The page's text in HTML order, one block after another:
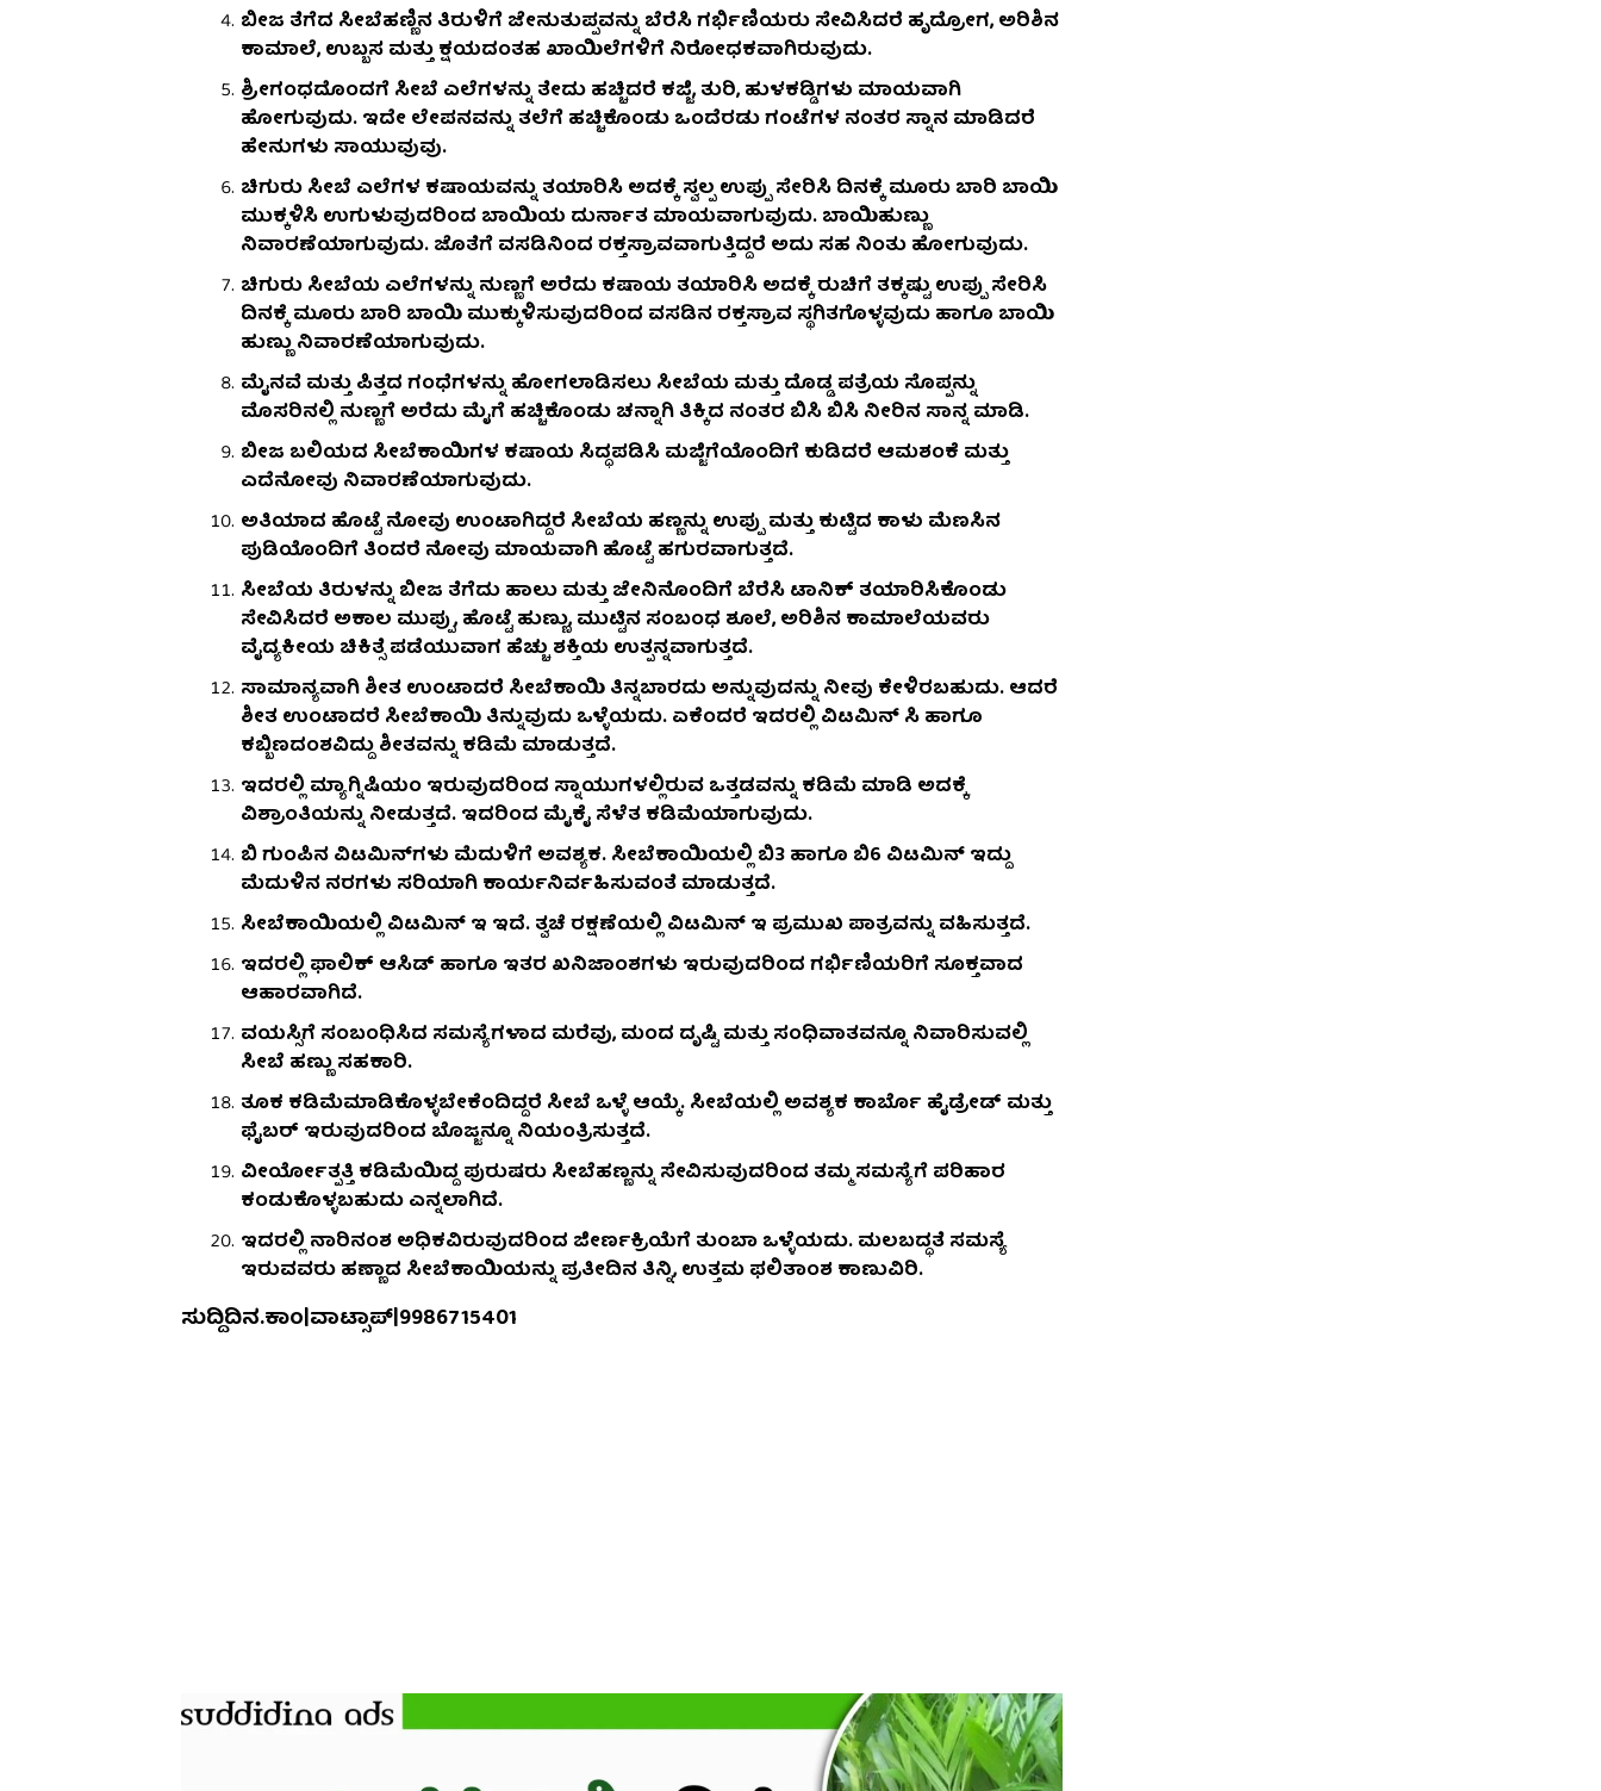
ಬೀಜ ತೆಗೆದ ಸೀಬೆಹಣ್ಣಿನ ತಿರುಳಿಗೆ ಜೇನುತುಪ್ಪವನ್ನು ಬೆರೆಸಿ ಗರ್ಭಿಣಿಯರು ಸೇವಿಸಿದರೆ ಹೃದ್ರೋಗ, ಅರಿಶಿನ
ಕಾಮಾಲೆ, ಉಬ್ಬಸ ಮತ್ತು ಕ್ಷಯದಂತಹ ಖಾಯಿಲೆಗಳಿಗೆ ನಿರೋಧಕವಾಗಿರುವುದು.
ಶ್ರೀಗಂಧದೊಂದಗೆ ಸೀಬೆ ಎಲೆಗಳನ್ನು ತೇದು ಹಚ್ಚಿದರೆ ಕಜ್ಜಿ, ತುರಿ, ಹುಳಕಡ್ಡಿಗಳು ಮಾಯವಾಗಿ
ಹೋಗುವುದು. ಇದೇ ಲೇಪನವನ್ನು ತಲೆಗೆ ಹಚ್ಚಿಕೊಂಡು ಒಂದೆರಡು ಗಂಟೆಗಳ ನಂತರ ಸ್ನಾನ ಮಾಡಿದರೆ
ಹೇನುಗಳು ಸಾಯುವುವು.
ಚಿಗುರು ಸೀಬೆ ಎಲೆಗಳ ಕಷಾಯವನ್ನು ತಯಾರಿಸಿ ಅದಕ್ಕೆ ಸ್ವಲ್ಪ ಉಪ್ಪು ಸೇರಿಸಿ ದಿನಕ್ಕೆ ಮೂರು ಬಾರಿ ಬಾಯಿ
ಮುಕ್ಕಳಿಸಿ ಉಗುಳುವುದರಿಂದ ಬಾಯಿಯ ದುರ್ನಾತ ಮಾಯವಾಗುವುದು. ಬಾಯಿಹುಣ್ಣು
ನಿವಾರಣೆಯಾಗುವುದು. ಜೊತೆಗೆ ವಸಡಿನಿಂದ ರಕ್ತಸ್ರಾವವಾಗುತ್ತಿದ್ದರೆ ಅದು ಸಹ ನಿಂತು ಹೋಗುವುದು.
ಚಿಗುರು ಸೀಬೆಯ ಎಲೆಗಳನ್ನು ನುಣ್ಣಗೆ ಅರೆದು ಕಷಾಯ ತಯಾರಿಸಿ ಅದಕ್ಕೆ ರುಚಿಗೆ ತಕ್ಕಷ್ಟು ಉಪ್ಪು ಸೇರಿಸಿ
ದಿನಕ್ಕೆ ಮೂರು ಬಾರಿ ಬಾಯಿ ಮುಕ್ಕುಳಿಸುವುದರಿಂದ ವಸಡಿನ ರಕ್ತಸ್ರಾವ ಸ್ಥಗಿತಗೊಳ್ಳವುದು ಹಾಗೂ ಬಾಯಿ
ಹುಣ್ಣು ನಿವಾರಣೆಯಾಗುವುದು.
ಮೈನವೆ ಮತ್ತು ಪಿತ್ತದ ಗಂಧೆಗಳನ್ನು ಹೋಗಲಾಡಿಸಲು ಸೀಬೆಯ ಮತ್ತು ದೊಡ್ಡ ಪತ್ರೆಯ ಸೊಪ್ಪನ್ನು
ಮೊಸರಿನಲ್ಲಿ ನುಣ್ಣಗೆ ಅರೆದು ಮೈಗೆ ಹಚ್ಚಿಕೊಂಡು ಚನ್ನಾಗಿ ತಿಕ್ಕಿದ ನಂತರ ಬಿಸಿ ಬಿಸಿ ನೀರಿನ ಸಾನ್ನ ಮಾಡಿ.
ಬೀಜ ಬಲಿಯದ ಸೀಬೆಕಾಯಿಗಳ ಕಷಾಯ ಸಿದ್ಧಪಡಿಸಿ ಮಜ್ಜಿಗೆಯೊಂದಿಗೆ ಕುಡಿದರೆ ಆಮಶಂಕೆ ಮತ್ತು
ಎದೆನೋವು ನಿವಾರಣೆಯಾಗುವುದು.
ಅತಿಯಾದ ಹೊಟ್ಟೆ ನೋವು ಉಂಟಾಗಿದ್ದರೆ ಸೀಬೆಯ ಹಣ್ಣನ್ನು ಉಪ್ಪು ಮತ್ತು ಕುಟ್ಟಿದ ಕಾಳು ಮೆಣಸಿನ
ಪುಡಿಯೊಂದಿಗೆ ತಿಂದರೆ ನೋವು ಮಾಯವಾಗಿ ಹೊಟ್ಟೆ ಹಗುರವಾಗುತ್ತದೆ.
ಸೀಬೆಯ ತಿರುಳನ್ನು ಬೀಜ ತೆಗೆದು ಹಾಲು ಮತ್ತು ಜೇನಿನೊಂದಿಗೆ ಬೆರೆಸಿ ಟಾನಿಕ್ ತಯಾರಿಸಿಕೊಂಡು
ಸೇವಿಸಿದರೆ ಅಕಾಲ ಮುಪ್ಪು, ಹೊಟ್ಟೆ ಹುಣ್ಣು, ಮುಟ್ಟಿನ ಸಂಬಂಧ ಶೂಲೆ, ಅರಿಶಿನ ಕಾಮಾಲೆಯವರು
ವೈದ್ಯಕೀಯ ಚಿಕಿತ್ಸೆ ಪಡೆಯುವಾಗ ಹೆಚ್ಚು ಶಕ್ತಿಯ ಉತ್ಪನ್ನವಾಗುತ್ತದೆ.
ಸಾಮಾನ್ಯವಾಗಿ ಶೀತ ಉಂಟಾದರೆ ಸೀಬೆಕಾಯಿ ತಿನ್ನಬಾರದು ಅನ್ನುವುದನ್ನು ನೀವು ಕೇಳಿರಬಹುದು. ಆದರೆ
ಶೀತ ಉಂಟಾದರೆ ಸೀಬೆಕಾಯಿ ತಿನ್ನುವುದು ಒಳ್ಳೆಯದು. ಏಕೆಂದರೆ ಇದರಲ್ಲಿ ವಿಟಮಿನ್ ಸಿ ಹಾಗೂ
ಕಬ್ಬಿಣದಂಶವಿದ್ದು ಶೀತವನ್ನು ಕಡಿಮೆ ಮಾಡುತ್ತದೆ.
ಇದರಲ್ಲಿ ಮ್ಯಾಗ್ನಿಷಿಯಂ ಇರುವುದರಿಂದ ಸ್ನಾಯುಗಳಲ್ಲಿರುವ ಒತ್ತಡವನ್ನು ಕಡಿಮೆ ಮಾಡಿ ಅದಕ್ಕೆ
ವಿಶ್ರಾಂತಿಯನ್ನು ನೀಡುತ್ತದೆ. ಇದರಿಂದ ಮೈಕೈ ಸೆಳೆತ ಕಡಿಮೆಯಾಗುವುದು.
ಬಿ ಗುಂಪಿನ ವಿಟಮಿನ್‌ಗಳು ಮೆದುಳಿಗೆ ಅವಶ್ಯಕ. ಸೀಬೆಕಾಯಿಯಲ್ಲಿ ಬಿ3 ಹಾಗೂ ಬಿ6 ವಿಟಮಿನ್ ಇದ್ದು
ಮೆದುಳಿನ ನರಗಳು ಸರಿಯಾಗಿ ಕಾರ್ಯನಿರ್ವಹಿಸುವಂತೆ ಮಾಡುತ್ತದೆ.
ಸೀಬೆಕಾಯಿಯಲ್ಲಿ ವಿಟಮಿನ್ ಇ ಇದೆ. ತ್ವಚೆ ರಕ್ಷಣೆಯಲ್ಲಿ ವಿಟಮಿನ್ ಇ ಪ್ರಮುಖ ಪಾತ್ರವನ್ನು ವಹಿಸುತ್ತದೆ.
ಇದರಲ್ಲಿ ಫಾಲಿಕ್ ಆಸಿಡ್ ಹಾಗೂ ಇತರ ಖನಿಜಾಂಶಗಳು ಇರುವುದರಿಂದ ಗರ್ಭಿಣಿಯರಿಗೆ ಸೂಕ್ತವಾದ
ಆಹಾರವಾಗಿದೆ.
ವಯಸ್ಸಿಗೆ ಸಂಬಂಧಿಸಿದ ಸಮಸ್ಯೆಗಳಾದ ಮರೆವು, ಮಂದ ದೃಷ್ಟಿ ಮತ್ತು ಸಂಧಿವಾತವನ್ನೂ ನಿವಾರಿಸುವಲ್ಲಿ
ಸೀಬೆ ಹಣ್ಣು ಸಹಕಾರಿ.
ತೂಕ ಕಡಿಮೆಮಾಡಿಕೊಳ್ಳಬೇಕೆಂದಿದ್ದರೆ ಸೀಬೆ ಒಳ್ಳೆ ಆಯ್ಕೆ. ಸೀಬೆಯಲ್ಲಿ ಅವಶ್ಯಕ ಕಾರ್ಬೊ ಹೈಡ್ರೇಡ್ ಮತ್ತು
ಫೈಬರ್ ಇರುವುದರಿಂದ ಬೊಜ್ಜನ್ನೂ ನಿಯಂತ್ರಿಸುತ್ತದೆ.
ವೀರ್ಯೋತ್ಪತ್ತಿ ಕಡಿಮೆಯಿದ್ದ ಪುರುಷರು ಸೀಬೆಹಣ್ಣನ್ನು ಸೇವಿಸುವುದರಿಂದ ತಮ್ಮ ಸಮಸ್ಯೆಗೆ ಪರಿಹಾರ
ಕಂಡುಕೊಳ್ಳಬಹುದು ಎನ್ನಲಾಗಿದೆ.
ಇದರಲ್ಲಿ ನಾರಿನಂಶ ಅಧಿಕವಿರುವುದರಿಂದ ಜೀರ್ಣಕ್ರಿಯೆಗೆ ತುಂಬಾ ಒಳ್ಳೆಯದು. ಮಲಬದ್ಧತೆ ಸಮಸ್ಯೆ
ಇರುವವರು ಹಣ್ಣಾದ ಸೀಬೆಕಾಯಿಯನ್ನು ಪ್ರತೀದಿನ ತಿನ್ನಿ, ಉತ್ತಮ ಫಲಿತಾಂಶ ಕಾಣುವಿರಿ.
ಸುದ್ದಿದಿನ.ಕಾಂ|ವಾಟ್ಸಾಪ್|9986715401